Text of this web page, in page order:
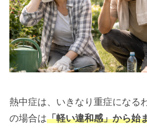
熱中症は、いきなり重症になる
の場合は「軽い違和感」から始